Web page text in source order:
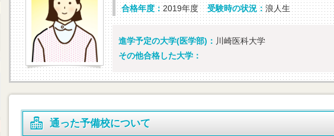
合格年度：2019年度 受験時の状況： 浪人生
進学予定の大学(医学部)： 川崎医科大学
その他合格した大学：
通った予備校について